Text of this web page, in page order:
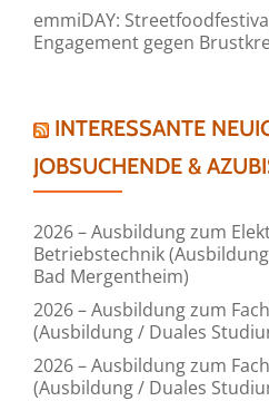
emmiDAY:
Engagement gegen
INTERESSANTE
JOBSUCHENDE &
2026 – Ausbildung zum
Betriebstechnik
Bad Mergentheim)
2026 – Ausbildung zum
(Ausbildung / Duales
2026 – Ausbildung zum
(Ausbildung / Duales